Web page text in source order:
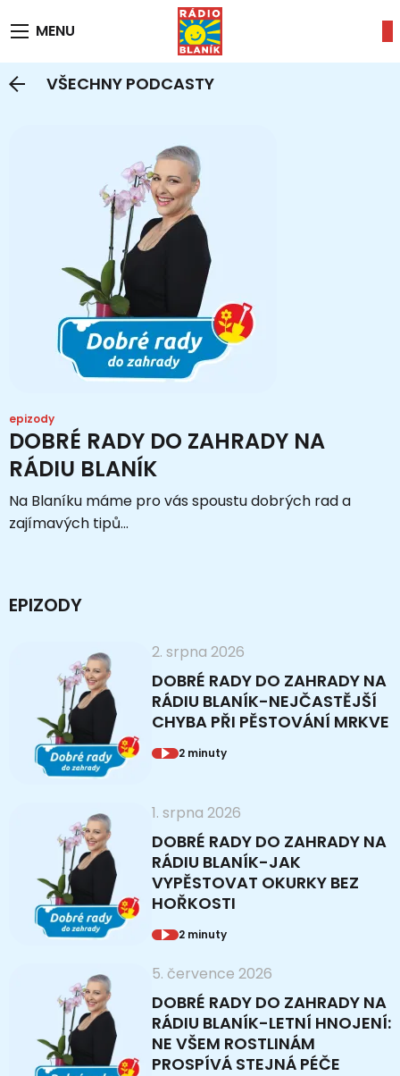
MENU
VŠECHNY PODCASTY
epizody
DOBRÉ RADY DO ZAHRADY NA
RÁDIU BLANÍK
Na Blaníku máme pro vás spoustu dobrých rad a
zajímavých tipů...
EPIZODY
2. srpna 2026
DOBRÉ RADY DO ZAHRADY NA
RÁDIU BLANÍK-NEJČASTĚJŠÍ
CHYBA PŘI PĚSTOVÁNÍ MRKVE
2 minuty
1. srpna 2026
DOBRÉ RADY DO ZAHRADY NA
RÁDIU BLANÍK-JAK
VYPĚSTOVAT OKURKY BEZ
HOŘKOSTI
2 minuty
5. července 2026
DOBRÉ RADY DO ZAHRADY NA
RÁDIU BLANÍK-LETNÍ HNOJENÍ:
NE VŠEM ROSTLINÁM
PROSPÍVÁ STEJNÁ PÉČE